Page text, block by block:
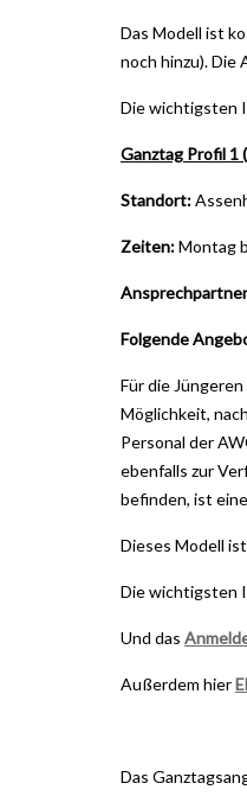
Das Modell ist
noch hinzu). Die
Die wichtigsten
Ganztag Profil 1
Standort:
Zeiten:Montag
Folgende
Für die
Möglichkeit,
Personal der
ebenfalls zur
befinden, ist
Dieses Modell
Die wichtigsten
Und das
Außerdem hier
Das